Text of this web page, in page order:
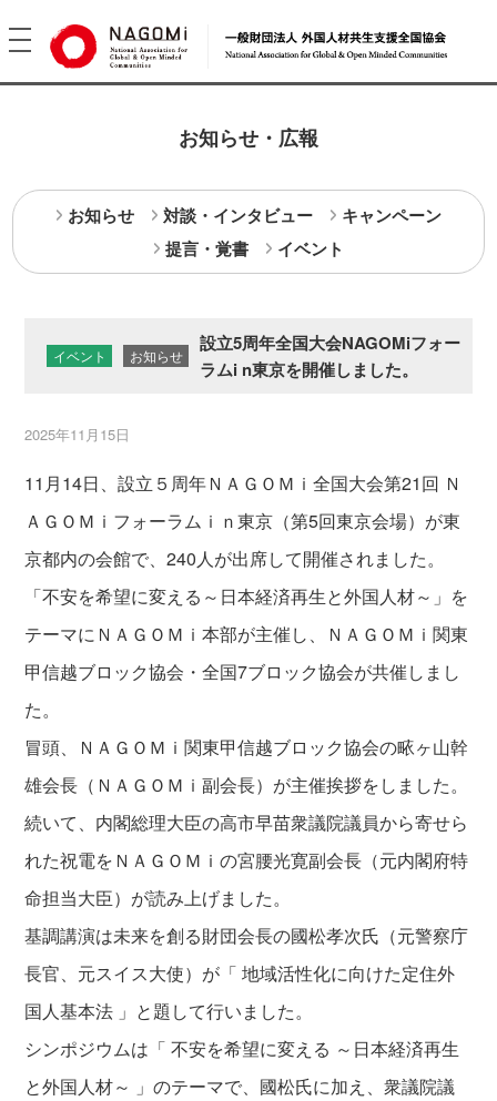
toggle
navigation
お知らせ・広報
お知らせ 対談・インタビュー
キャンペーン
提言・覚書
イベント
イベント お知らせ
設立5周年全国大会NAGOMiフォー
ラムi n東京を開催しました。
2025年11月15日
11月14日、設立５周年ＮＡＧＯＭｉ全国大会第21回 Ｎ
ＡＧＯＭｉフォーラムｉｎ東京（第5回東京会場）が東
京都内の会館で、240人が出席して開催されました。
「不安を希望に変える～日本経済再生と外国人材～」を
テーマにＮＡＧＯＭｉ本部が主催し、ＮＡＧＯＭｉ関東
甲信越ブロック協会・全国7ブロック協会が共催しまし
た。
冒頭、ＮＡＧＯＭｉ関東甲信越ブロック協会の畩ヶ山幹
雄会長（ＮＡＧＯＭｉ副会長）が主催挨拶をしました。
続いて、内閣総理大臣の高市早苗衆議院議員から寄せら
れた祝電をＮＡＧＯＭｉの宮腰光寛副会長（元内閣府特
命担当大臣）が読み上げました。
基調講演は未来を創る財団会長の國松孝次氏（元警察庁
長官、元スイス大使）が「 地域活性化に向けた定住外
国人基本法 」と題して行いました。
シンポジウムは「 不安を希望に変える ～日本経済再生
と外国人材～ 」のテーマで、國松氏に加え、衆議院議